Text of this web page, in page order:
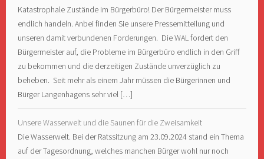
Katastrophale Zustände im Bürgerbüro! Der Bürgermeister muss
endlich handeln. Anbei finden Sie unsere Pressemitteilung und
unseren damit verbundenen Forderungen. Die WAL fordert den
Bürgermeister auf, die Probleme im Bürgerbüro endlich in den Griff
zu bekommen und die derzeitigen Zustände unverzüglich zu
beheben. Seit mehr als einem Jahr müssen die Bürgerinnen und
Bürger Langenhagens sehr viel […]
Unsere Wasserwelt und die Saunen für die Zweisamkeit
Die Wasserwelt. Bei der Ratssitzung am 23.09.2024 stand ein Thema
auf der Tagesordnung, welches manchen Bürger wohl nur noch